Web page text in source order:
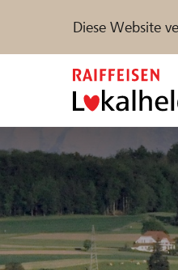
Diese Website
Unterstützen
Projekte und